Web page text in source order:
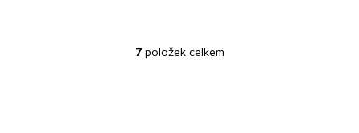
O
7položek celkem